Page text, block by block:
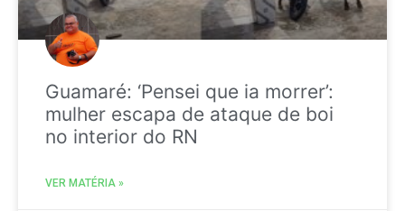
Guamaré: ‘Pensei que ia morrer’:
mulher escapa de ataque de boi
no interior do RN
VER MATÉRIA »